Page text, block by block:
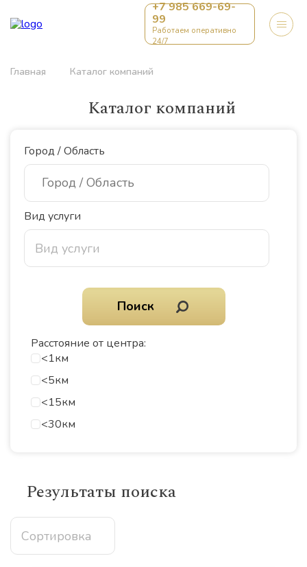
+7 985 669-69-
99
Работаем оперативно
24/7
Главная Каталог компаний
Каталог компаний
Город / Область
Вид услуги
Вид услуги
Поиск
Расстояние от центра:
<1км
<5км
<15км
<30км
Результаты поиска
Сортировка